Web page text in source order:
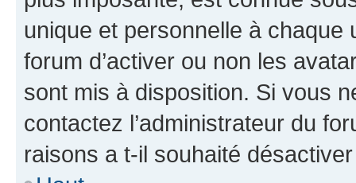
unique et personnelle à chaque
forum d’activer ou non les
sont mis à disposition. Si vous
contactez l’administrateur du
raisons a t-il souhaité